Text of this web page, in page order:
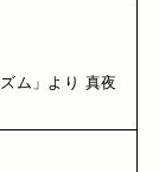
ム」より 真夜